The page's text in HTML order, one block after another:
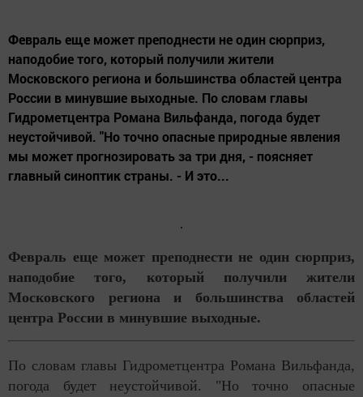
Февраль еще может преподнести не один сюрприз,
наподобие того, который получили жители
Московского региона и большинства областей центра
России в минувшие выходные. По словам главы
Гидрометцентра Романа Вильфанда, погода будет
неустойчивой. "Но точно опасные природные явления
мы может прогнозировать за три дня, - поясняет
главный синоптик страны. - И это...
Февраль еще может преподнести не один сюрприз,
наподобие того, который получили жители
Московского региона и большинства областей
центра России в минувшие выходные.
По словам главы Гидрометцентра Романа Вильфанда,
погода будет неустойчивой. "Но точно опасные